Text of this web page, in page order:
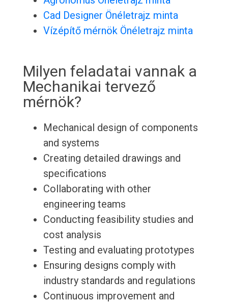
Cad Designer Önéletrajz minta
Vízépítő mérnök Önéletrajz minta
Milyen feladatai vannak a
Mechanikai tervező
mérnök?
Mechanical design of components
and systems
Creating detailed drawings and
specifications
Collaborating with other
engineering teams
Conducting feasibility studies and
cost analysis
Testing and evaluating prototypes
Ensuring designs comply with
industry standards and regulations
Continuous improvement and